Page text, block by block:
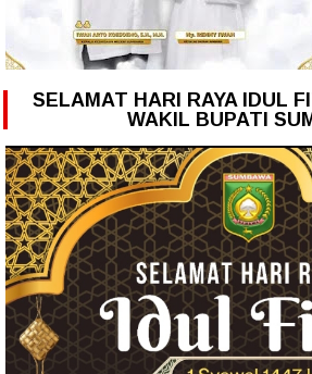
SELAMAT HARI RAYA IDUL
WAKIL BUPATI